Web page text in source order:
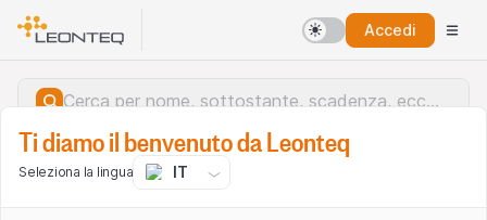
Accedi
Ti diamo il benvenuto da Leonteq
Seleziona la lingua IT